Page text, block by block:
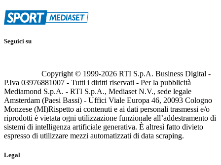
Seguici su
Copyright © 1999-2026 RTI S.p.A. Business Digital -
P.Iva 03976881007 - Tutti i diritti riservati - Per la pubblicità
Mediamond S.p.A. - RTI S.p.A., Mediaset N.V., sede legale
Amsterdam (Paesi Bassi) - Uffici Viale Europa 46, 20093 Cologno
Monzese (MI)Rispetto ai contenuti e ai dati personali trasmessi e/o
riprodotti è vietata ogni utilizzazione funzionale all’addestramento di
sistemi di intelligenza artificiale generativa. È altresì fatto divieto
espresso di utilizzare mezzi automatizzati di data scraping.
Legal